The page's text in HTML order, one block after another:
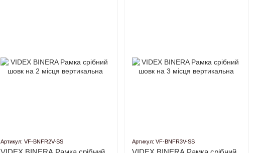
Артикул: VF-BNFR2V-SS Артикул: VF-BNFR3V-SS